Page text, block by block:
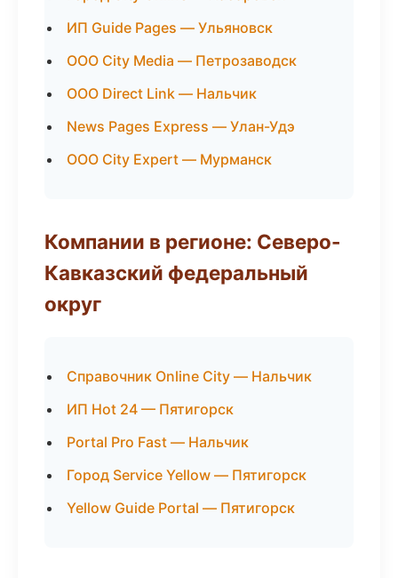
ИП Guide Pages — Ульяновск
ООО City Media — Петрозаводск
ООО Direct Link — Нальчик
News Pages Express — Улан-Удэ
ООО City Expert — Мурманск
Компании в регионе: Северо-
Кавказский федеральный
округ
Справочник Online City — Нальчик
ИП Hot 24 — Пятигорск
Portal Pro Fast — Нальчик
Город Service Yellow — Пятигорск
Yellow Guide Portal — Пятигорск